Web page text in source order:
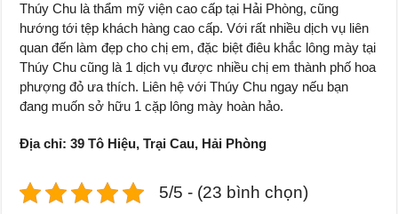
Thúy Chu là thẩm mỹ viện cao cấp tại Hải Phòng, cũng
hướng tới tệp khách hàng cao cấp. Với rất nhiều dịch vụ liên
quan đến làm đẹp cho chị em, đặc biệt điêu khắc lông mày tại
Thúy Chu cũng là 1 dịch vụ được nhiều chị em thành phố hoa
phượng đỏ ưa thích. Liên hệ với Thúy Chu ngay nếu bạn
đang muốn sở hữu 1 cặp lông mày hoàn hảo.
Địa chỉ: 39 Tô Hiệu, Trại Cau, Hải Phòng
5/5 - (23 bình chọn)